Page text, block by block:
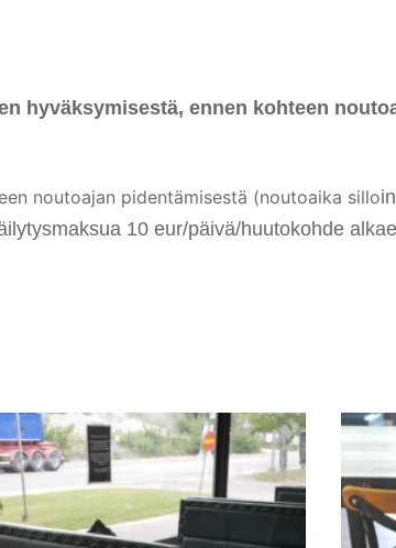
hyväksymisestä, ennen kohteen
noutoajan pidentämisestä (noutoaika silloi
10 eur/päivä/huutokohde